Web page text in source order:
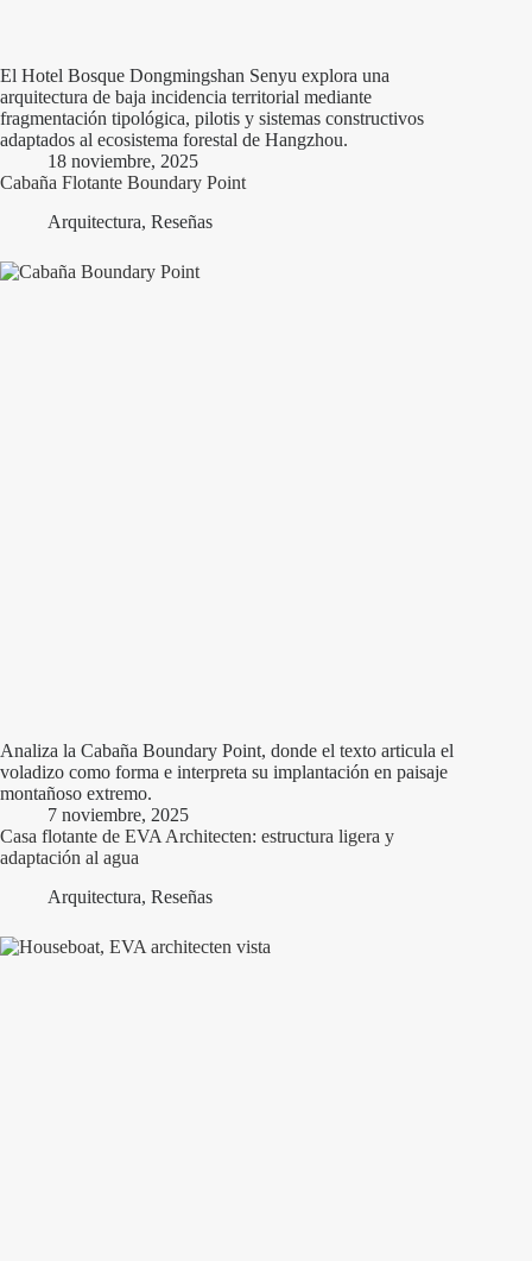
El Hotel Bosque Dongmingshan Senyu explora una
arquitectura de baja incidencia territorial mediante
fragmentación tipológica, pilotis y sistemas constructivos
adaptados al ecosistema forestal de Hangzhou.
18 noviembre, 2025
Cabaña Flotante Boundary Point
Arquitectura, Reseñas
Analiza la Cabaña Boundary Point, donde el texto articula el
voladizo como forma e interpreta su implantación en paisaje
montañoso extremo.
7 noviembre, 2025
Casa flotante de EVA Architecten: estructura ligera y
adaptación al agua
Arquitectura, Reseñas